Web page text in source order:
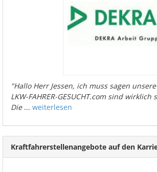
"Hallo Herr Jessen, ich muss sagen
LKW-FAHRER-GESUCHT.com sind
Die... weiterlesen
Kraftfahrerstellenangebote auf den